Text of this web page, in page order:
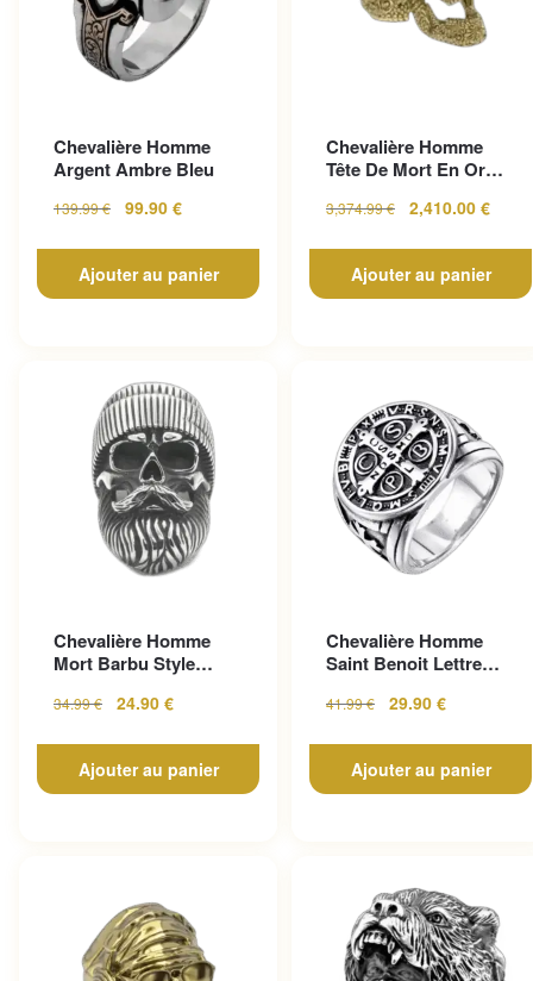
Chevalière Homme
Argent Ambre Bleu
139.99€ 99.90 €
Ajouter au panier
Chevalière Homme
Tête De Mort En Or
Gothique...
3,374.99€ 2,410.00 €
Ajouter au panier
Chevalière Homme
Mort Barbu Style
Inoxy...
34.99€ 24.90 €
Ajouter au panier
Chevalière Homme
Saint Benoit Lettre
41.99€ 29.90 €
Ajouter au panier